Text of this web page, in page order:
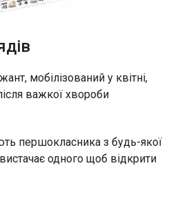
мобілізований у квітні,
важкої хвороби
першокласника з будь-якої
одного щоб відкрити